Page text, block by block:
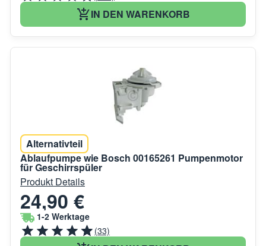
IN DEN WARENKORB
Alternativteil
Ablaufpumpe wie Bosch 00165261 Pumpenmotor
für Geschirrspüler
Produkt Details
24,90 €
1-2 Werktage
(33)